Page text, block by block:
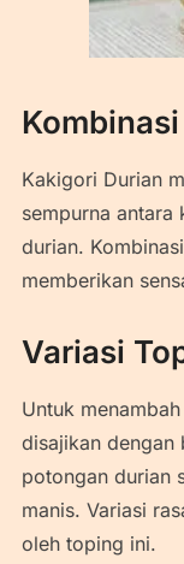
Kakigori Durian
sempurna antara
durian.
memberikan
Variasi
Untuk
disajikan
potongan durian
manis. Variasi
oleh toping ini.